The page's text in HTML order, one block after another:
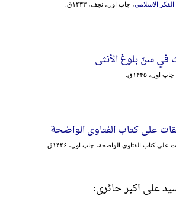
الاسلامی، چاپ اول، نجف، ۱۴۳۳ق.
سنّ بلوغ الأنثی
اول، ۱۴۴۵ق.
علی کتاب الفتاوی الواضحة
علی کتاب الفتاوی الواضحة، چاپ اول، ۱۴۴۶ق.
سید علی اکبر حائری: